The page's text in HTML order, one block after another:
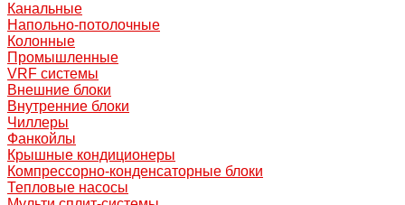
Канальные
Напольно-потолочные
Колонные
Промышленные
VRF системы
Внешние блоки
Внутренние блоки
Чиллеры
Фанкойлы
Крышные кондиционеры
Компрессорно-конденсаторные блоки
Тепловые насосы